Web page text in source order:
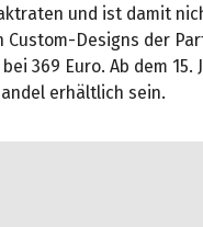
und ist damit
Custom-Designs der
369 Euro. Ab dem 15.
erhältlich sein.